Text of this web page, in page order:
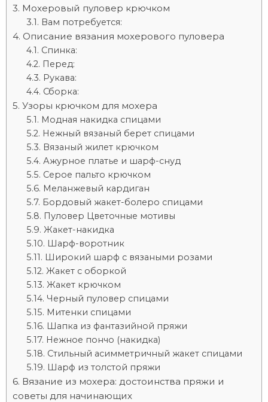
Мохеровый пуловер крючком
Вам потребуется:
Описание вязания мохерового пуловера
Спинка:
Перед:
Рукава:
Сборка:
Узоры крючком для мохера
Модная накидка спицами
Нежный вязаный берет спицами
Вязаный жилет крючком
Ажурное платье и шарф-снуд
Серое пальто крючком
Меланжевый кардиган
Бордовый жакет-болеро спицами
Пуловер Цветочные мотивы
Жакет-накидка
Шарф-воротник
Широкий шарф с вязаными розами
Жакет с оборкой
Жакет крючком
Черный пуловер спицами
Митенки спицами
Шапка из фантазийной пряжи
Нежное пончо (накидка)
Стильный асимметричный жакет спицами
Шарф из толстой пряжи
Вязание из мохера: достоинства пряжи и
советы для начинающих